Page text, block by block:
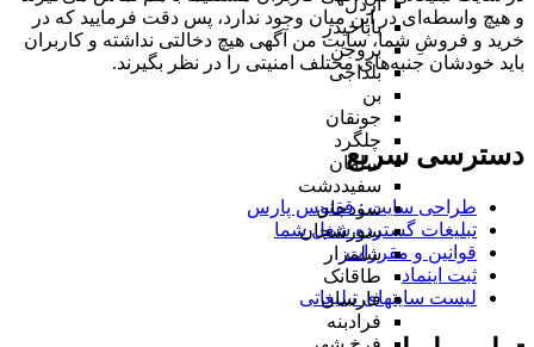
اردل
باباحیدر
بروجن
بلداجی
بن
جونقان
چلگرد
سامان
سفیددشت
سودجان
سورشجان
شلمزار
طاقانک
فارسان
فرادبنه
و هیچ واسطه‌ای در این میان وجود ندارد، پس دقت فرمایید که در
خرید و فروشِ شما، سایت من آگهی هیچ دخالتی نداشته و کاربران
باید خودشان جنبه‌های مختلف امنیتی را در نظر بگیرند.
دسترسی سریع
طراحی سایت :‌ ققنوس پارس
تبلیغات گسترده شغل شما
قوانین و مقررات
ثبت اینماد
لیست سایتهای تبلیغاتی